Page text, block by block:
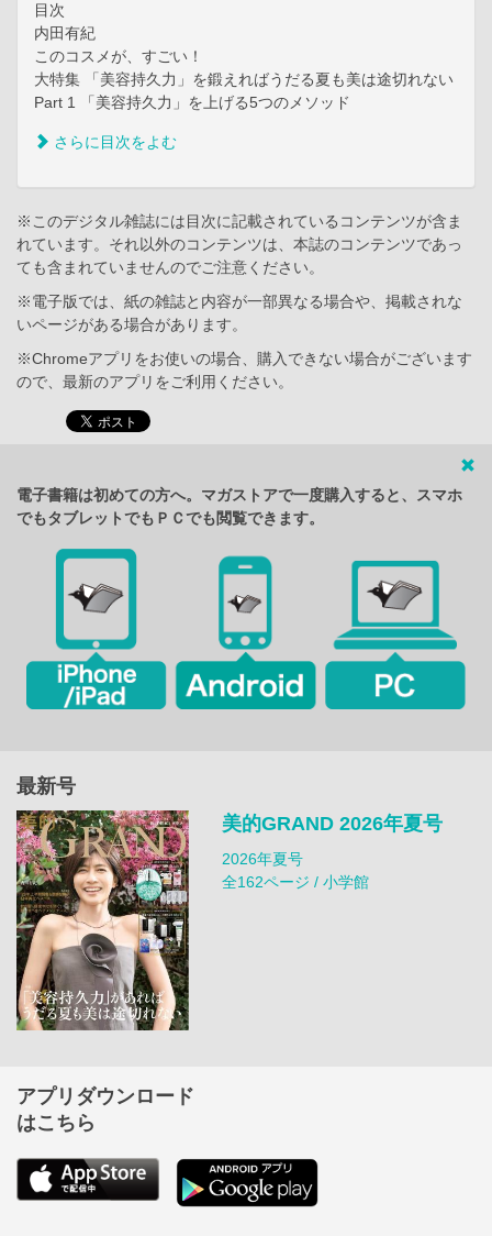
目次
内田有紀
このコスメが、すごい！
大特集 「美容持久力」を鍛えればうだる夏も美は途切れない
Part 1 「美容持久力」を上げる5つのメソッド
さらに目次をよむ
※このデジタル雑誌には目次に記載されているコンテンツが含ま
れています。それ以外のコンテンツは、本誌のコンテンツであっ
ても含まれていませんのでご注意ください。
※電子版では、紙の雑誌と内容が一部異なる場合や、掲載されな
いページがある場合があります。
※Chromeアプリをお使いの場合、購入できない場合がございます
ので、最新のアプリをご利用ください。
電子書籍は初めての方へ。マガストアで一度購入すると、スマホ
でもタブレットでもＰＣでも閲覧できます。
最新号
美的GRAND 2026年夏号
2026年夏号
全162ページ / 小学館
アプリダウンロード
はこちら